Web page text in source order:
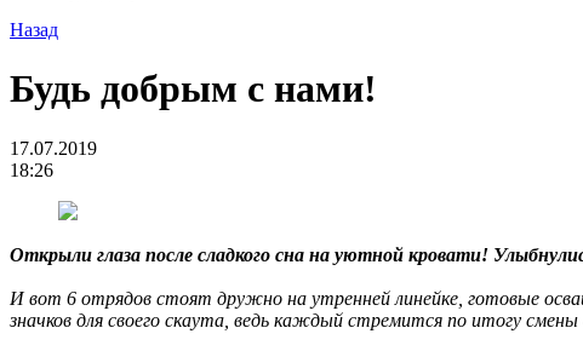
Назад
Будь добрым с нами!
17.07.2019
18:26
Открыли глаза после сладкого сна на уютной кровати!
И вот 6 отрядов стоят дружно на утренней линейке, готовые
значков для своего скаута, ведь каждый стремится по итогу